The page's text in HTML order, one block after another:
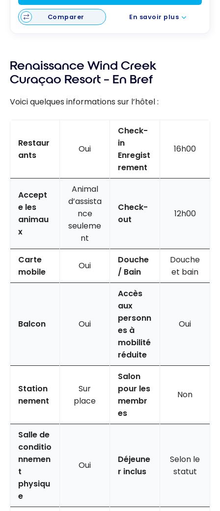
Comparer En savoir plus
Renaissance Wind Creek
Curaçao Resort – En Bref
Voici quelques informations sur l’hôtel :
Restaur
ants
Oui
Check-
in
Enregist
rement
16h00
Accept
e les
animau
x
Animal
d’assista
nce
seuleme
nt
Check-
out
12h00
Carte
mobile
Oui
Douche
/ Bain
Douche
et bain
Balcon Oui
Accès
aux
personn
es à
mobilité
réduite
Oui
Station
nement
Sur
place
Salon
pour les
membr
es
Non
Salle de
conditio
nnemen
t
physiqu
e
Oui
Déjeune
r inclus
Selon le
statut